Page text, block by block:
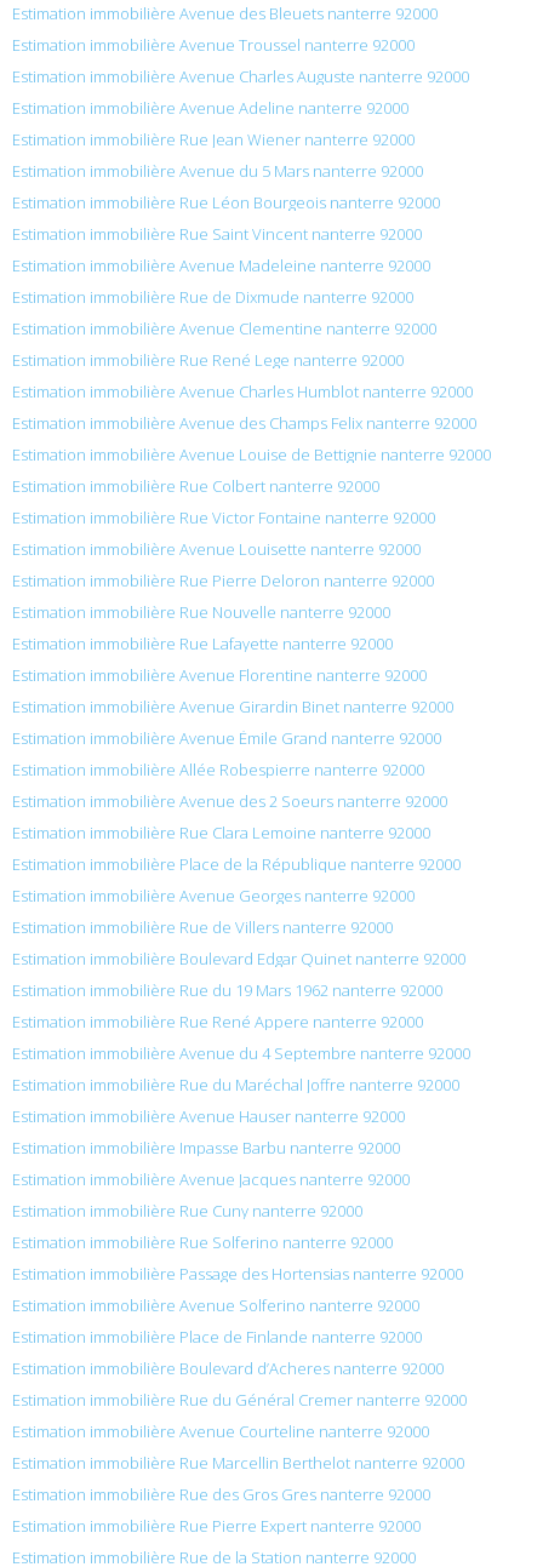
Estimation immobilière Avenue des Bleuets nanterre 92000
Estimation immobilière Avenue Troussel nanterre 92000
Estimation immobilière Avenue Charles Auguste nanterre 92000
Estimation immobilière Avenue Adeline nanterre 92000
Estimation immobilière Rue Jean Wiener nanterre 92000
Estimation immobilière Avenue du 5 Mars nanterre 92000
Estimation immobilière Rue Léon Bourgeois nanterre 92000
Estimation immobilière Rue Saint Vincent nanterre 92000
Estimation immobilière Avenue Madeleine nanterre 92000
Estimation immobilière Rue de Dixmude nanterre 92000
Estimation immobilière Avenue Clementine nanterre 92000
Estimation immobilière Rue René Lege nanterre 92000
Estimation immobilière Avenue Charles Humblot nanterre 92000
Estimation immobilière Avenue des Champs Felix nanterre 92000
Estimation immobilière Avenue Louise de Bettignie nanterre 92000
Estimation immobilière Rue Colbert nanterre 92000
Estimation immobilière Rue Victor Fontaine nanterre 92000
Estimation immobilière Avenue Louisette nanterre 92000
Estimation immobilière Rue Pierre Deloron nanterre 92000
Estimation immobilière Rue Nouvelle nanterre 92000
Estimation immobilière Rue Lafayette nanterre 92000
Estimation immobilière Avenue Florentine nanterre 92000
Estimation immobilière Avenue Girardin Binet nanterre 92000
Estimation immobilière Avenue Émile Grand nanterre 92000
Estimation immobilière Allée Robespierre nanterre 92000
Estimation immobilière Avenue des 2 Soeurs nanterre 92000
Estimation immobilière Rue Clara Lemoine nanterre 92000
Estimation immobilière Place de la République nanterre 92000
Estimation immobilière Avenue Georges nanterre 92000
Estimation immobilière Rue de Villers nanterre 92000
Estimation immobilière Boulevard Edgar Quinet nanterre 92000
Estimation immobilière Rue du 19 Mars 1962 nanterre 92000
Estimation immobilière Rue René Appere nanterre 92000
Estimation immobilière Avenue du 4 Septembre nanterre 92000
Estimation immobilière Rue du Maréchal Joffre nanterre 92000
Estimation immobilière Avenue Hauser nanterre 92000
Estimation immobilière Impasse Barbu nanterre 92000
Estimation immobilière Avenue Jacques nanterre 92000
Estimation immobilière Rue Cuny nanterre 92000
Estimation immobilière Rue Solferino nanterre 92000
Estimation immobilière Passage des Hortensias nanterre 92000
Estimation immobilière Avenue Solferino nanterre 92000
Estimation immobilière Place de Finlande nanterre 92000
Estimation immobilière Boulevard d’Acheres nanterre 92000
Estimation immobilière Rue du Général Cremer nanterre 92000
Estimation immobilière Avenue Courteline nanterre 92000
Estimation immobilière Rue Marcellin Berthelot nanterre 92000
Estimation immobilière Rue des Gros Gres nanterre 92000
Estimation immobilière Rue Pierre Expert nanterre 92000
Estimation immobilière Rue de la Station nanterre 92000